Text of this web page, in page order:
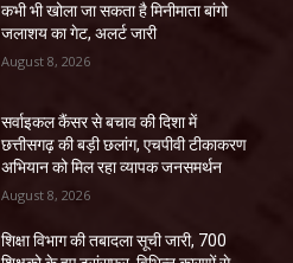
कभी भी खोला जा सकता है मिनीमाता बांगो
जलाशय का गेट, अलर्ट जारी
August 8, 2026
सर्वाइकल कैंसर से बचाव की दिशा में
छत्तीसगढ़ की बड़ी छलांग, एचपीवी टीकाकरण
अभियान को मिल रहा व्यापक जनसमर्थन
August 8, 2026
शिक्षा विभाग की तबादला सूची जारी, 700